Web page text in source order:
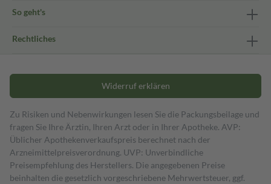
So geht's
Rechtliches
Widerruf erklären
Zu Risiken und Nebenwirkungen lesen Sie die Packungsbeilage und
fragen Sie Ihre Ärztin, Ihren Arzt oder in Ihrer Apotheke. AVP:
Üblicher Apothekenverkaufspreis berechnet nach der
Arzneimittelpreisverordnung. UVP: Unverbindliche
Preisempfehlung des Herstellers. Die angegebenen Preise
beinhalten die gesetzlich vorgeschriebene Mehrwertsteuer, ggf.